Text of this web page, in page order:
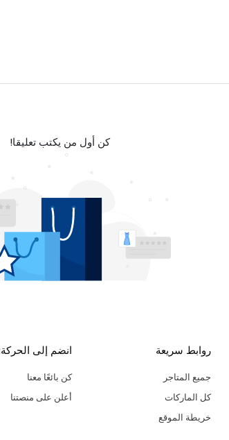
كن أول من يكتب تعليقا!
روابط سريعة
جميع المتاجر
كل الماركات
خريطة الموقع
انضم إلى
كن بائعًا معنا
أعلن على منصتنا